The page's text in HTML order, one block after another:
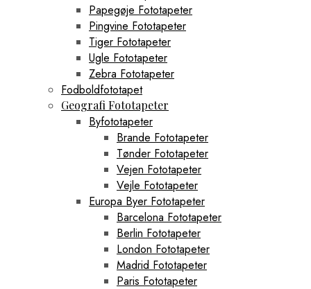
Papegøje Fototapeter
Pingvine Fototapeter
Tiger Fototapeter
Ugle Fototapeter
Zebra Fototapeter
Fodboldfototapet
Geografi Fototapeter
Byfototapeter
Brande Fototapeter
Tønder Fototapeter
Vejen Fototapeter
Vejle Fototapeter
Europa Byer Fototapeter
Barcelona Fototapeter
Berlin Fototapeter
London Fototapeter
Madrid Fototapeter
Paris Fototapeter